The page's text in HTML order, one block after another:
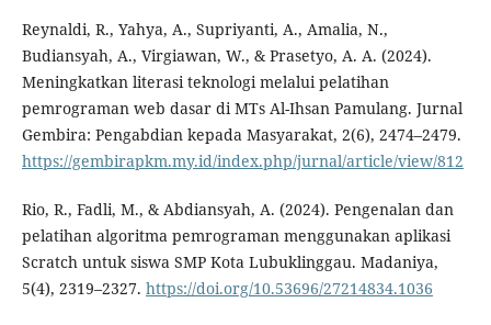
Reynaldi, R., Yahya, A., Supriyanti, A., Amalia, N.,
Budiansyah, A., Virgiawan, W., & Prasetyo, A. A. (2024).
Meningkatkan literasi teknologi melalui pelatihan
pemrograman web dasar di MTs Al-Ihsan Pamulang. Jurnal
Gembira: Pengabdian kepada Masyarakat, 2(6), 2474–2479.
https://gembirapkm.my.id/index.php/jurnal/article/view/812
Rio, R., Fadli, M., & Abdiansyah, A. (2024). Pengenalan dan
pelatihan algoritma pemrograman menggunakan aplikasi
Scratch untuk siswa SMP Kota Lubuklinggau. Madaniya,
5(4), 2319–2327. https://doi.org/10.53696/27214834.1036